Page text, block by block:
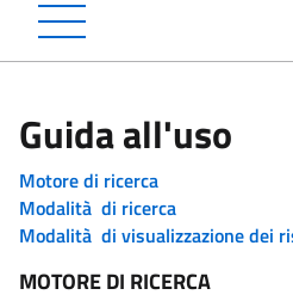
Guida all'uso
Motore di ricerca
Modalità di ricerca
Modalità di visualizzazione dei
MOTORE DI RICERCA